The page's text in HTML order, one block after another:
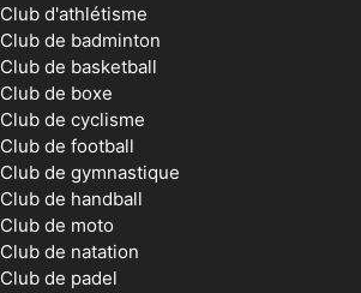
Club d'athlétisme
Club de badminton
Club de basketball
Club de boxe
Club de cyclisme
Club de football
Club de gymnastique
Club de handball
Club de moto
Club de natation
Club de padel